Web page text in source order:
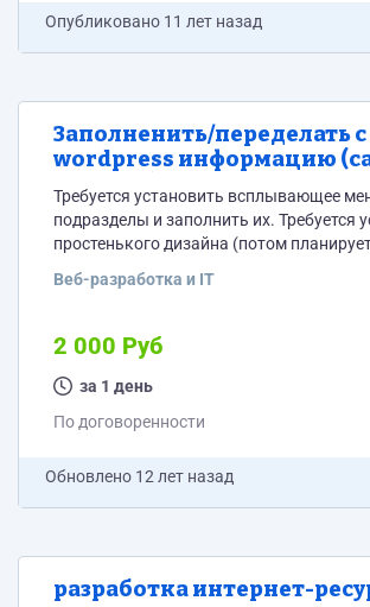
Опубликовано 11 лет назад
Заполненить/переделать с
wordpress информацию
визитка)
Требуется установить всплывающее
подразделы и заполнить их. Требуется
простенького дизайна (потом
логотип - имеется. Оплата через FairPlay
Веб-разработка и IT
2 000 Руб
за 1 день
По договоренности
Обновлено 12 лет назад
разработка интернет-